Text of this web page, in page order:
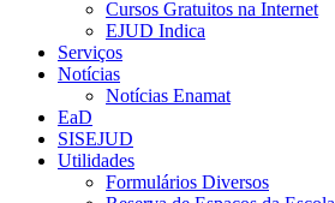
Cursos Gratuitos na Internet
EJUD Indica
Serviços
Notícias
Notícias Enamat
EaD
SISEJUD
Utilidades
Formulários Diversos